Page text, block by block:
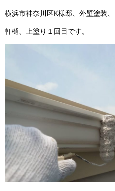
横浜市神奈川区K様邸、外壁塗装
軒樋、上塗り１回目です。